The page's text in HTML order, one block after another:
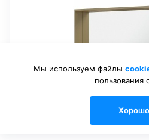
Мы используем файлы
пользования
Хорошо